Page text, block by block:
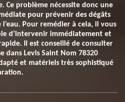
Ce problème nécessite donc une
pour prévenir des dégâts
Pour remédier à cela, il vous
d’intervenir immédiatement et
Il est conseillé de consulter
dans Levis Saint Nom 78320
et matériels très sophistiqué